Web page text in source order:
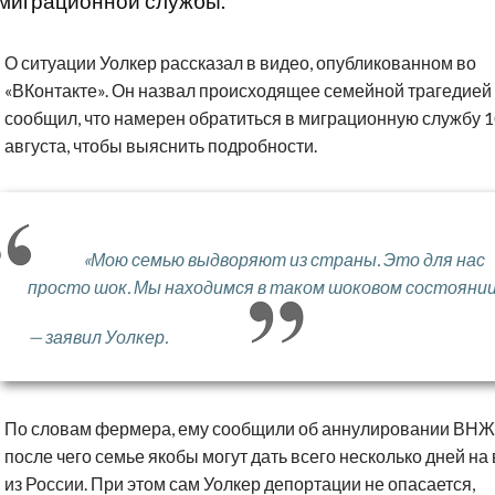
О ситуации Уолкер рассказал в видео, опубликованном во
«ВКонтакте». Он назвал происходящее семейной трагедией
сообщил, что намерен обратиться в миграционную службу
августа, чтобы выяснить подробности.
«Мою семью выдворяют из страны. Это для нас
просто шок. Мы находимся в таком шоковом
— заявил Уолкер.
По словам фермера, ему сообщили об аннулировании
после чего семье якобы могут дать всего несколько дней
из России. При этом сам Уолкер депортации не опасается,